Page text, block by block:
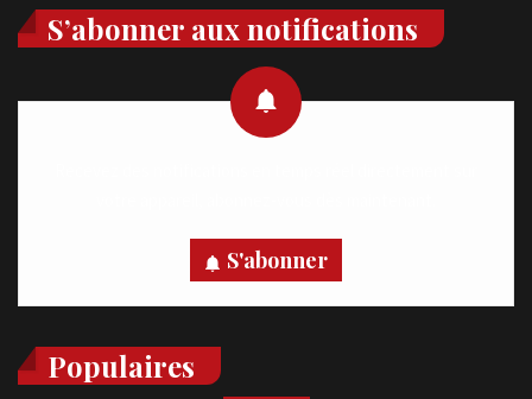
S’abonner aux notifications
S'abonner
Populaires